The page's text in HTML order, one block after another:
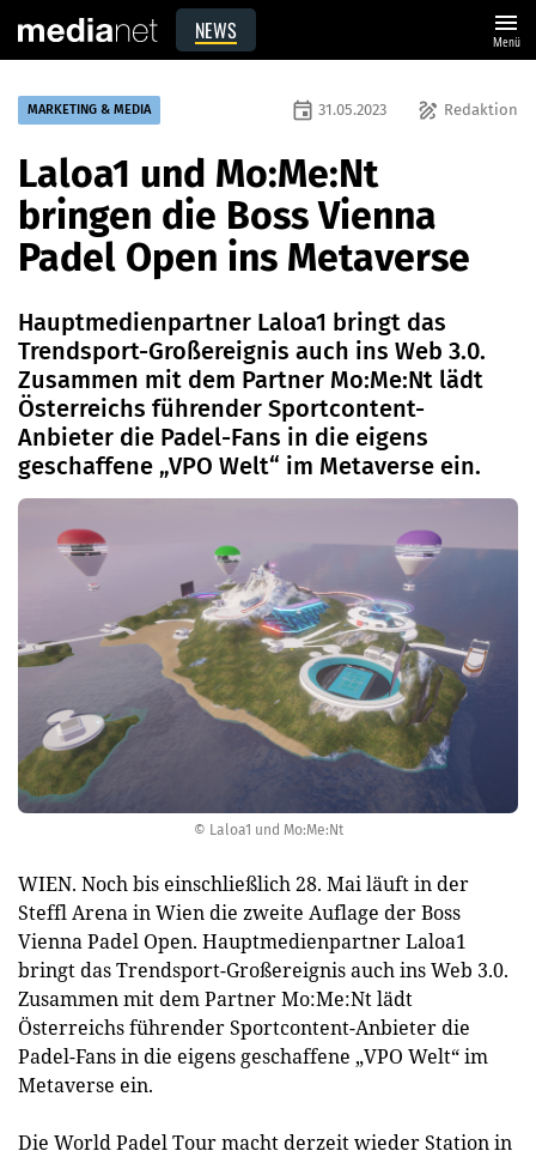
NEWS menu
Menü
© Laloa1 und Mo:Me:Nt
MARKETING & MEDIA draw Redaktion
event 31.05.2023
Laloa1 und Mo:Me:Nt
bringen die Boss Vienna
Padel Open ins Metaverse
Hauptmedienpartner Laloa1 bringt das
Trendsport-Großereignis auch ins Web 3.0.
Zusammen mit dem Partner Mo:Me:Nt lädt
Österreichs führender Sportcontent-
Anbieter die Padel-Fans in die eigens
geschaffene „VPO Welt“ im Metaverse ein.
WIEN. Noch bis einschließlich 28. Mai läuft in der
Steffl Arena in Wien die zweite Auflage der Boss
Vienna Padel Open. Hauptmedienpartner Laloa1
bringt das Trendsport-Großereignis auch ins Web 3.0.
Zusammen mit dem Partner Mo:Me:Nt lädt
Österreichs führender Sportcontent-Anbieter die
Padel-Fans in die eigens geschaffene „VPO Welt“ im
Metaverse ein.
Die World Padel Tour macht derzeit wieder Station in